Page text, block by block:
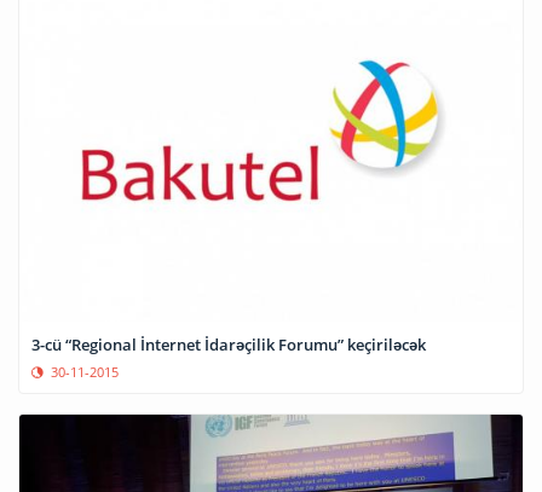
3-cü “Regional İnternet İdarəçilik Forumu” keçiriləcək
30-11-2015